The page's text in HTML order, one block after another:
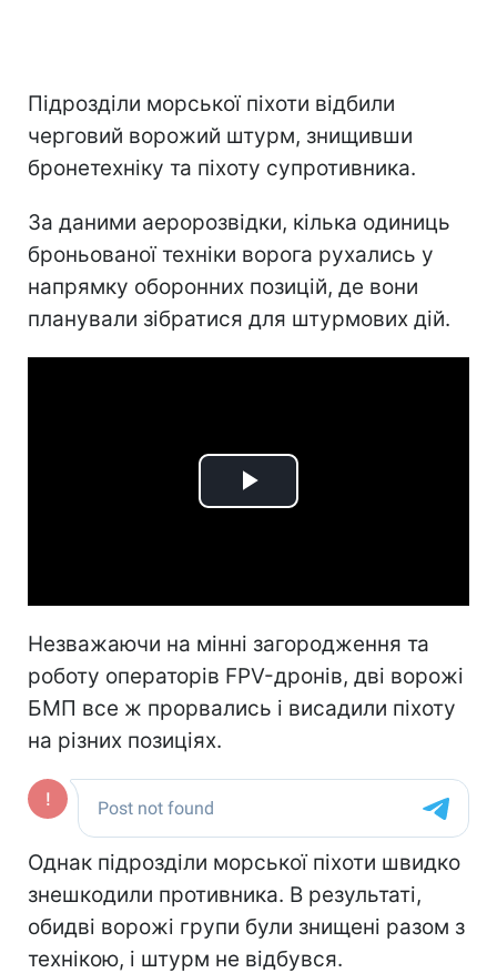
Підрозділи морської піхоти відбили
черговий ворожий штурм, знищивши
бронетехніку та піхоту супротивника.
За даними аеророзвідки, кілька одиниць
броньованої техніки ворога рухались у
напрямку оборонних позицій, де вони
планували зібратися для штурмових дій.
Play
Незважаючи на мінні загородження та
роботу операторів FPV-дронів, дві ворожі
БМП все ж прорвались і висадили піхоту
на різних позиціях.
Однак підрозділи морської піхоти швидко
знешкодили противника. В результаті,
обидві ворожі групи були знищені разом з
технікою, і штурм не відбувся.